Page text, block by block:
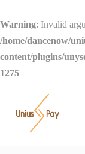
Warning: Invalid
/home/dancenow/
content/plugins/
1275